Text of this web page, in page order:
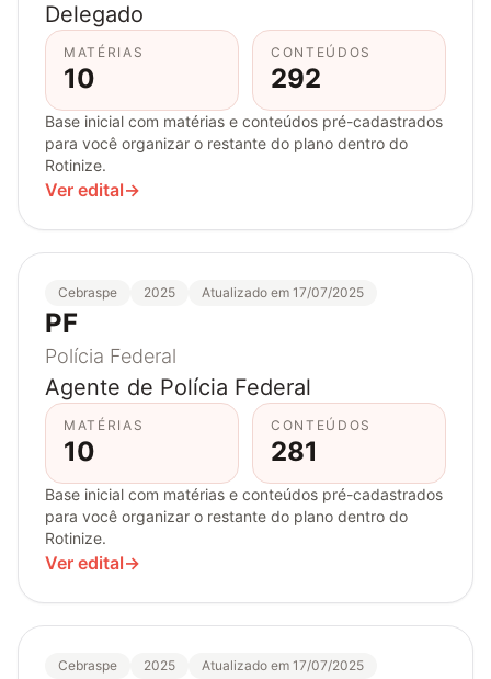
Delegado
MATÉRIAS
10
CONTEÚDOS
292
Base inicial com matérias e conteúdos pré-cadastrados
para você organizar o restante do plano dentro do
Rotinize.
Ver edital→
Cebraspe 2025 Atualizado em 17/07/2025
PF
Polícia Federal
Agente de Polícia Federal
MATÉRIAS
10
CONTEÚDOS
281
Base inicial com matérias e conteúdos pré-cadastrados
para você organizar o restante do plano dentro do
Rotinize.
Ver edital→
Cebraspe 2025 Atualizado em 17/07/2025